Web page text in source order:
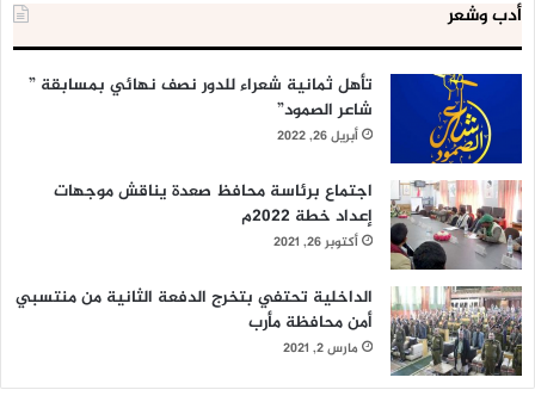
أدب وشعر
تأهل ثمانية شعراء للدور نصف نهائي بمسابقة ”
شاعر الصمود”
أبريل 26, 2022
اجتماع برئاسة محافظ صعدة يناقش موجهات
إعداد خطة 2022م
أكتوبر 26, 2021
الداخلية تحتفي بتخرج الدفعة الثانية من منتسبي
أمن محافظة مأرب
مارس 2, 2021